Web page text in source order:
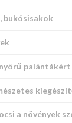
bukósisakok
palántákért
a növények